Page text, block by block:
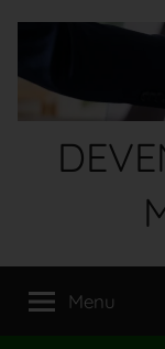
contenu
GRANDMenu